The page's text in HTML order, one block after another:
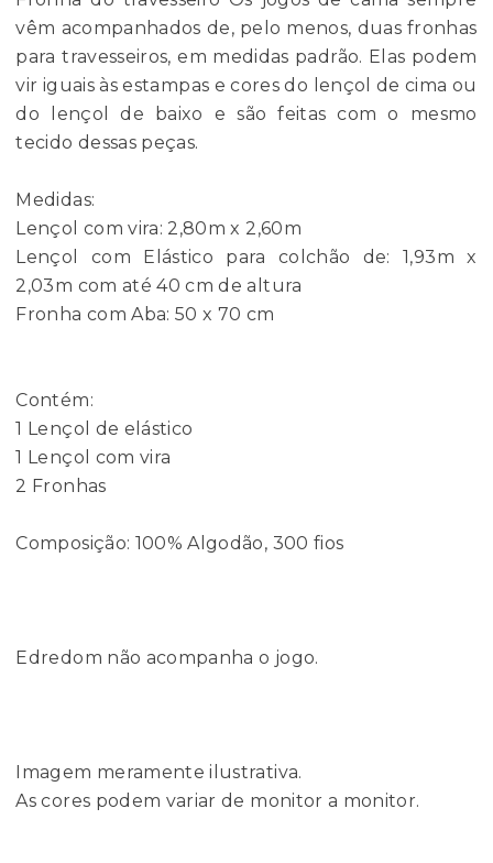
vêm acompanhados de, pelo menos, duas fronhas
para travesseiros, em medidas padrão. Elas podem
vir iguais às estampas e cores do lençol de cima ou
do lençol de baixo e são feitas com o mesmo
tecido dessas peças.
Medidas:
Lençol com vira: 2,80m x 2,60m
Lençol com Elástico para colchão de: 1,93m x
2,03m com até 40 cm de altura
Fronha com Aba: 50 x 70 cm
Contém:
1 Lençol de elástico
1 Lençol com vira
2 Fronhas
Composição: 100% Algodão, 300 fios
Edredom não acompanha o jogo.
Imagem meramente ilustrativa.
As cores podem variar de monitor a monitor.